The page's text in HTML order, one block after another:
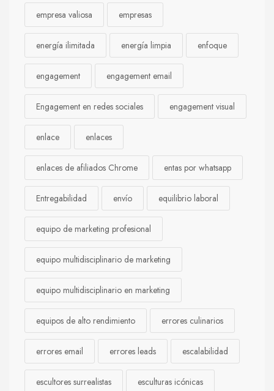
empresa valiosa empresas
energía ilimitada energía limpia enfoque
engagement engagement email
Engagement en redes sociales engagement visual
enlace enlaces
enlaces de afiliados Chrome entas por whatsapp
Entregabilidad envío equilibrio laboral
equipo de marketing profesional
equipo multidisciplinario de marketing
equipo multidisciplinario en marketing
equipos de alto rendimiento errores culinarios
errores email errores leads escalabilidad
escultores surrealistas esculturas icónicas